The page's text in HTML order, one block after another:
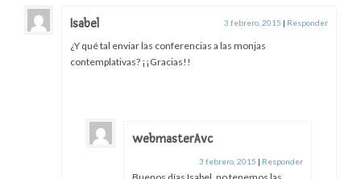
Isabel 3 febrero, 2015 | Responder
¿Y qué tal enviar las conferencias a las monjas
contemplativas? ¡¡Gracias!!
webmasterAvc
3 febrero, 2015 | Responder